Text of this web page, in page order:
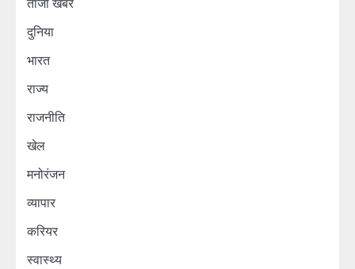
ताजा खबर
दुनिया
भारत
राज्य
राजनीति
खेल
मनोरंजन
व्यापार
करियर
स्वास्थ्य